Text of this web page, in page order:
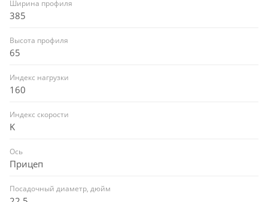
Ширина профиля
385
Высота профиля
65
Индекс нагрузки
160
Индекс скорости
K
Ось
Прицеп
Посадочный диаметр, дюйм